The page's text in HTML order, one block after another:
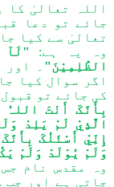
اللہ تعالیٰ کا
جائے تو دعا
تعالیٰ سے کیا
وہ یہ ہے:
"لَآ
الظّٰلِمِیْنَ" ۔
اگر سوال کیا
کی جائے تو
بِأَنَّکَ أَنْتَ
الَّذِيْ لَمْ یَلِدْ
إِنِّيْ أَسْئَلُکَ
وَلَمْ یُوْلَدْ وَلَمْ
وہ مقدس نام
جاتی ہے اور جب